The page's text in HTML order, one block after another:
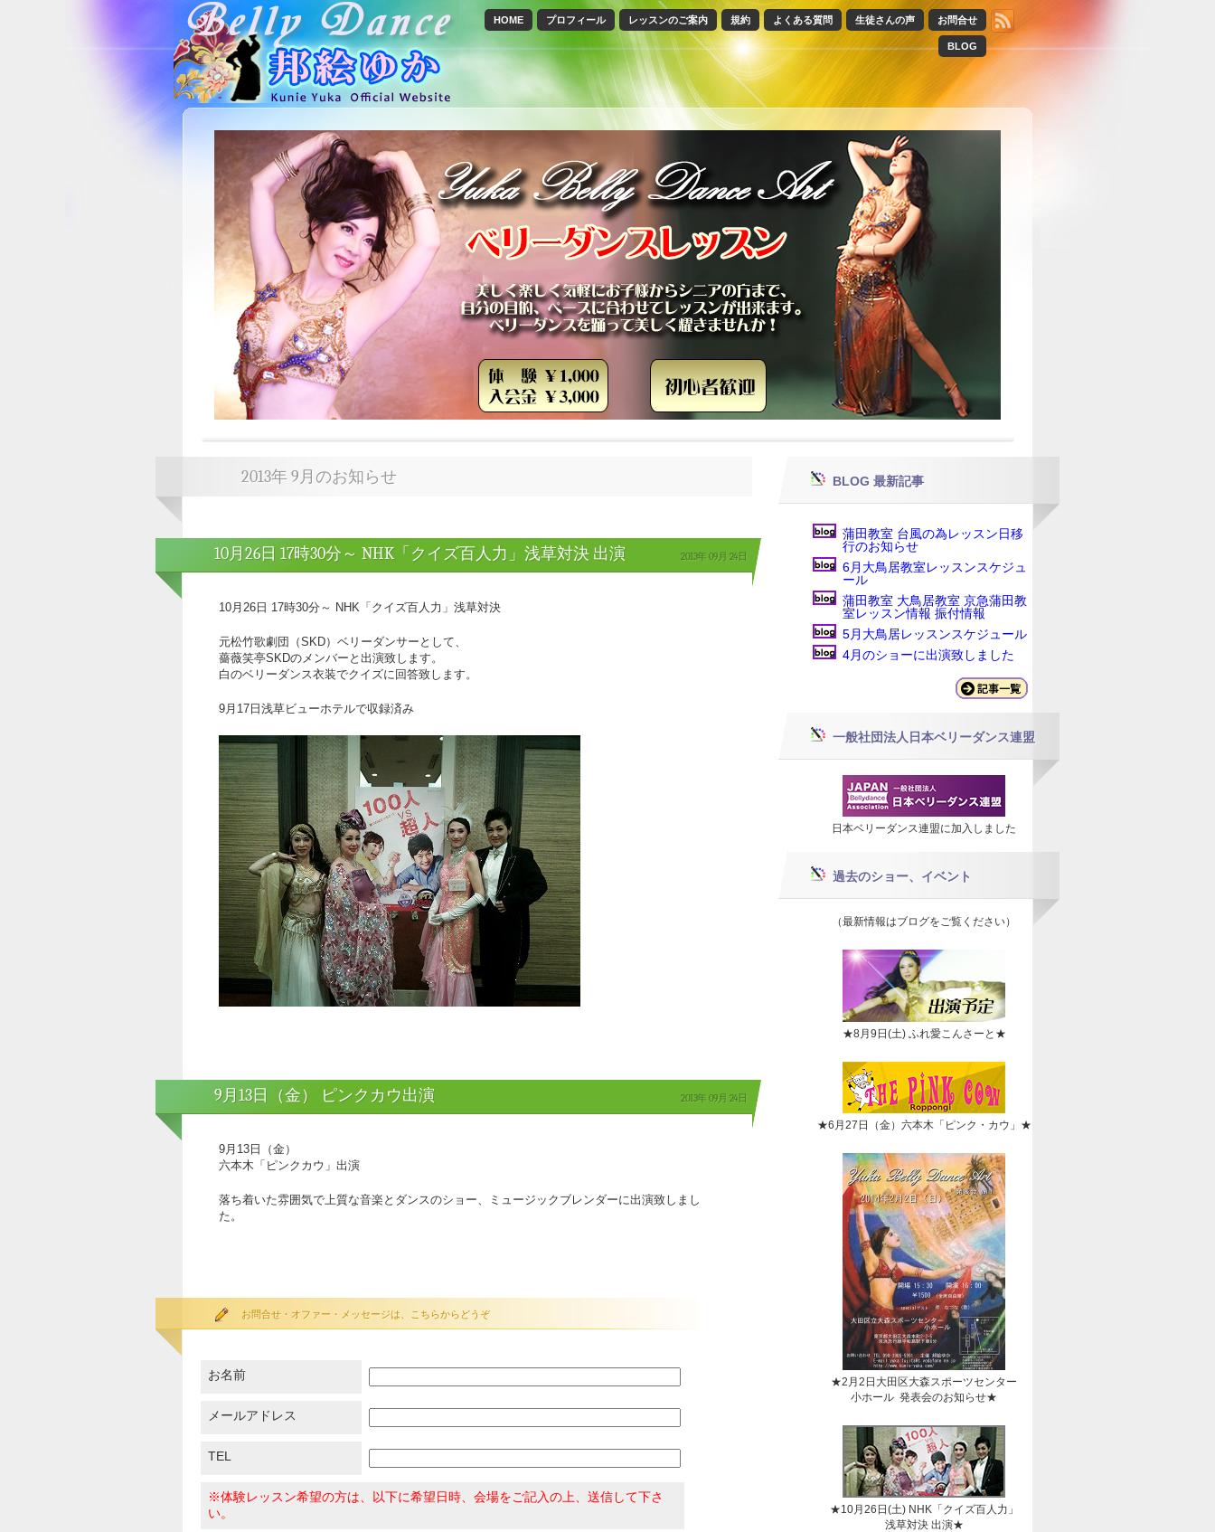
お問合せ
生徒さんの声
よくある質問
規約
レッスンのご案内
プロフィール
HOME
BLOG
2013年 9月のお知らせ
10月26日 17時30分～ NHK「クイズ百人力」浅草対決 出演 2013年 09月 24日
10月26日 17時30分～ NHK「クイズ百人力」浅草対決
元松竹歌劇団（SKD）ベリーダンサーとして、
薔薇笑亭SKDのメンバーと出演致します。
白のベリーダンス衣装でクイズに回答致します。
9月17日浅草ビューホテルで収録済み
9月13日（金） ピンクカウ出演 2013年 09月 24日
9月13日（金）
六本木「ピンクカウ」出演
落ち着いた雰囲気で上質な音楽とダンスのショー、ミュージックブレンダーに出演致しまし
た。
お問合せ・オファー・メッセージは、こちらからどうぞ
お名前
メールアドレス
TEL
※体験レッスン希望の方は、以下に希望日時、会場をご記入の上、送信して下さ
い。
BLOG 最新記事
蒲田教室 台風の為レッスン日移
行のお知らせ
6月大鳥居教室レッスンスケジュ
ール
蒲田教室 大鳥居教室 京急蒲田教
室レッスン情報 振付情報
5月大鳥居レッスンスケジュール
4月のショーに出演致しました
一般社団法人日本ベリーダンス連盟
日本ベリーダンス連盟に加入しました
過去のショー、イベント
（最新情報はブログをご覧ください）
★8月9日(土) ふれ愛こんさーと★
★6月27日（金）六本木「ピンク・カウ」★
★2月2日大田区大森スポーツセンター
小ホール 発表会のお知らせ★
★10月26日(土) NHK「クイズ百人力」
浅草対決 出演★